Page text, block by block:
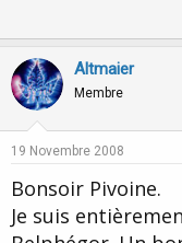
Altmaier
Membre
19 Novembre 2008
Bonsoir Pivoine.
Je suis